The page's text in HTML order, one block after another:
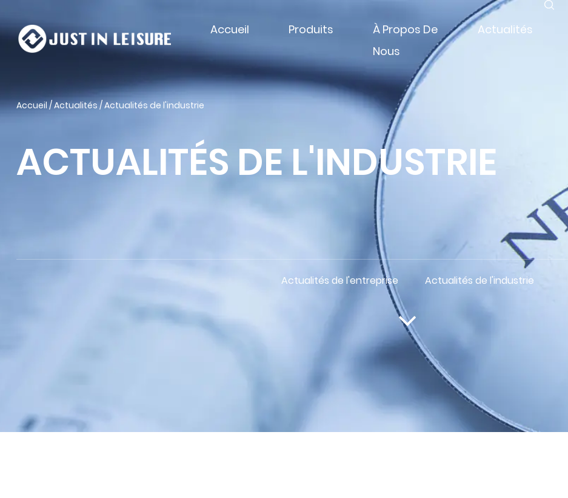
Accueil Produits
À Propos De
Nous
Actualités
Accueil/Actualités /Actualités de l'industrie
ACTUALITÉS DE L'INDUSTRIE
Actualités de l'entreprise Actualités de l'industrie